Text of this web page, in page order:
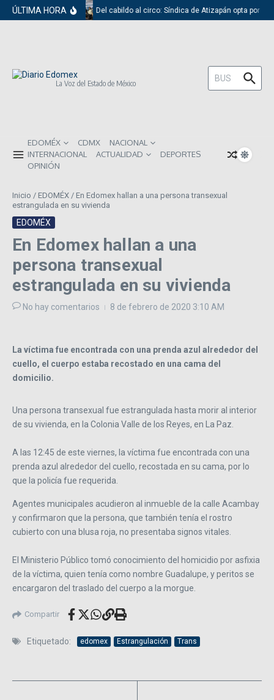
Saltar al contenido
ÚLTIMA HORA Del cabildo al circo: Síndica de Atizapán opta por el
La Voz del Estado de México
Buscar:
EDOMÉX CDMX
NACIONAL
INTERNACIONAL
ACTUALIDAD
DEPORTES
OPINIÓN
Inicio / EDOMÉX / En Edomex hallan a una persona transexual
estrangulada en su vivienda
EDOMÉX
En Edomex hallan a una
persona transexual
estrangulada en su vivienda
No hay comentarios 8 de febrero de 2020 3:10 AM
La víctima fue encontrada con una prenda azul alrededor del
cuello, el cuerpo estaba recostado en una cama del
domicilio.
Una persona transexual fue estrangulada hasta morir al interior
de su vivienda, en la Colonia Valle de los Reyes, en La Paz.
A las 12:45 de este viernes, la víctima fue encontrada con una
prenda azul alrededor del cuello, recostada en su cama, por lo
que la policía fue requerida.
Agentes municipales acudieron al inmueble de la calle Acambay
y confirmaron que la persona, que también tenía el rostro
cubierto con una blusa roja, no presentaba signos vitales.
El Ministerio Público tomó conocimiento del homicidio por asfixia
de la víctima, quien tenía como nombre Guadalupe, y peritos se
encargaron del traslado del cuerpo a la morgue.
Compartir
Etiquetado: edomex Estrangulación Trans